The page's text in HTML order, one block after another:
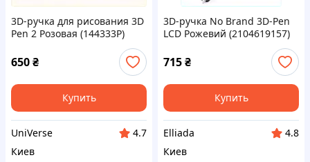
3D-ручка для рисования 3D
Pen 2 Розовая (144333P)
650₴
Купить
UniVerse
4.7
Киев
3D-ручка No Brand 3D-Pen
LCD Рожевий (2104619157)
715₴
Купить
Elliada
4.8
Киев